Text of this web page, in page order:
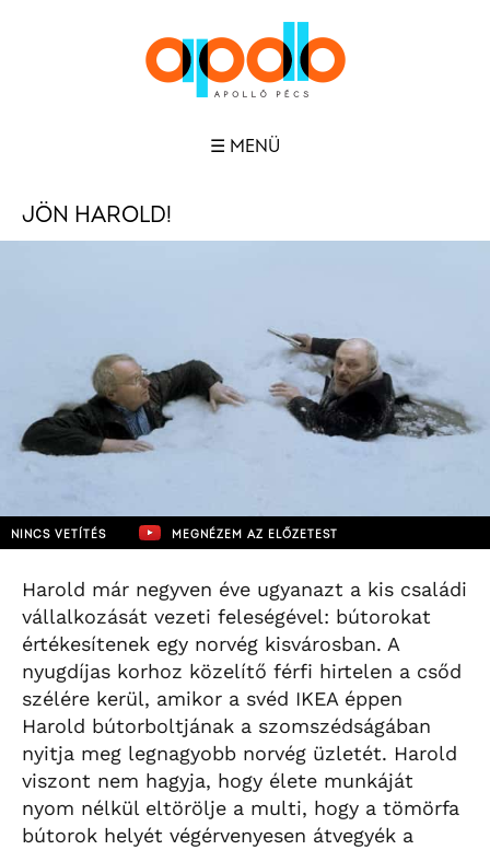
☰ MENÜ
JÖN HAROLD!
NINCS VETÍTÉS MEGNÉZEM AZ ELŐZETEST
Harold már negyven éve ugyanazt a kis családi
vállalkozását vezeti feleségével: bútorokat
értékesítenek egy norvég kisvárosban. A
nyugdíjas korhoz közelítő férfi hirtelen a csőd
szélére kerül, amikor a svéd IKEA éppen
Harold bútorboltjának a szomszédságában
nyitja meg legnagyobb norvég üzletét. Harold
viszont nem hagyja, hogy élete munkáját
nyom nélkül eltörölje a multi, hogy a tömörfa
bútorok helyét végérvenyesen átvegyék a